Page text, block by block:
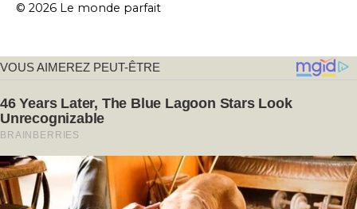
© 2026 Le monde parfait